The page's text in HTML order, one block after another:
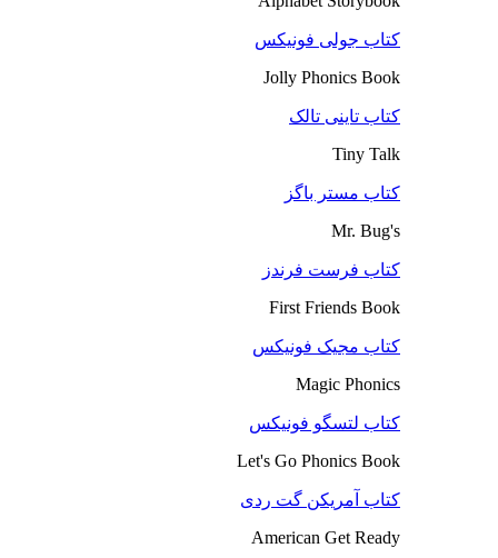
کتاب جولی فونیکس
Jolly Phonics Book
کتاب تاینی تالک
Tiny Talk
کتاب مستر باگز
Mr. Bug's
کتاب فرست فرندز
First Friends Book
کتاب مجیک فونیکس
Magic Phonics
کتاب لتسگو فونیکس
Let's Go Phonics Book
کتاب آمریکن گت ردی
American Get Ready